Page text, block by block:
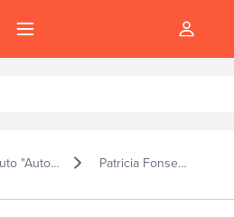
Atributo "Autor" de produto Patricia Fonseca Ferreira Arienti